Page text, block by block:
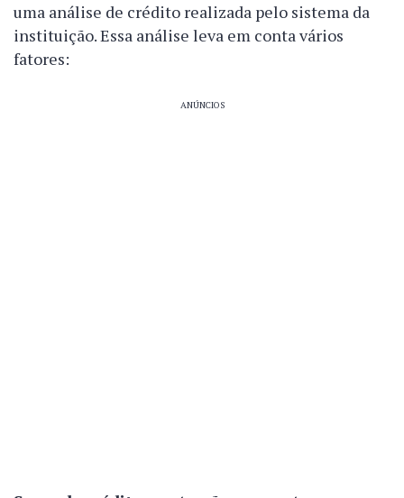
uma análise de crédito realizada pelo sistema da
instituição. Essa análise leva em conta vários
fatores:
ANÚNCIOS